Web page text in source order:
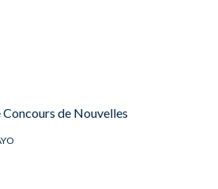
Concours de Nouvelles